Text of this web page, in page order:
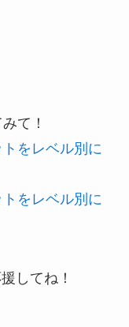
て！
をレベル別に
をレベル別に
してね！